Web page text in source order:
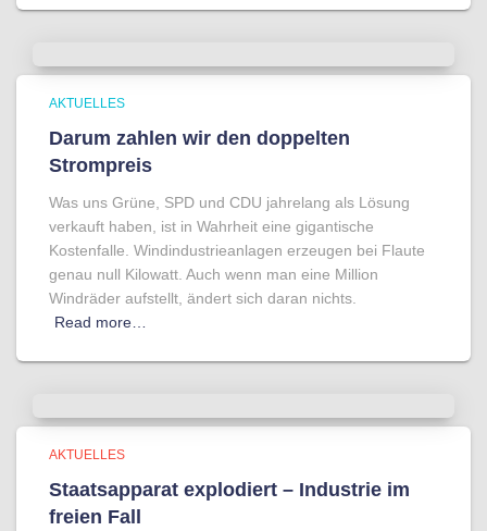
AKTUELLES
Darum zahlen wir den doppelten
Strompreis
Was uns Grüne, SPD und CDU jahrelang als Lösung
verkauft haben, ist in Wahrheit eine gigantische
Kostenfalle. Windindustrieanlagen erzeugen bei Flaute
genau null Kilowatt. Auch wenn man eine Million
Windräder aufstellt, ändert sich daran nichts.
Read more…
AKTUELLES
Staatsapparat explodiert – Industrie im
freien Fall